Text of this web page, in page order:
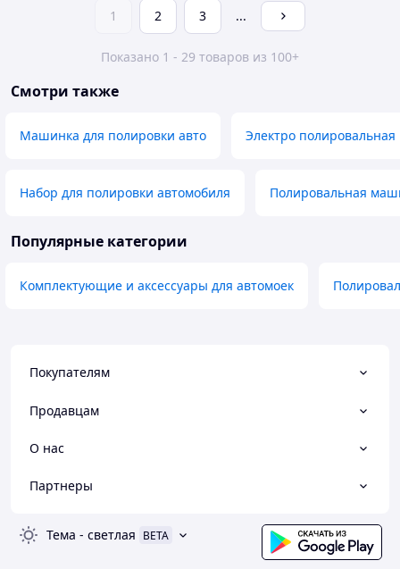
1 2 3 ...
Показано 1 - 29 товаров из 100+
Смотри также
Машинка для полировки авто Электро
Набор для полировки автомобиля Полировальная
Популярные категории
Комплектующие и аксессуары для автомоек
Покупателям
Продавцам
О нас
Партнеры
Тема - светлая BETA